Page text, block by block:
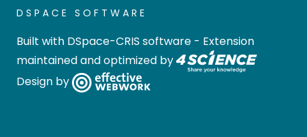
DSPACE SOFTWARE
Built with DSpace-CRIS software - Extension
maintained and optimized by
Design by